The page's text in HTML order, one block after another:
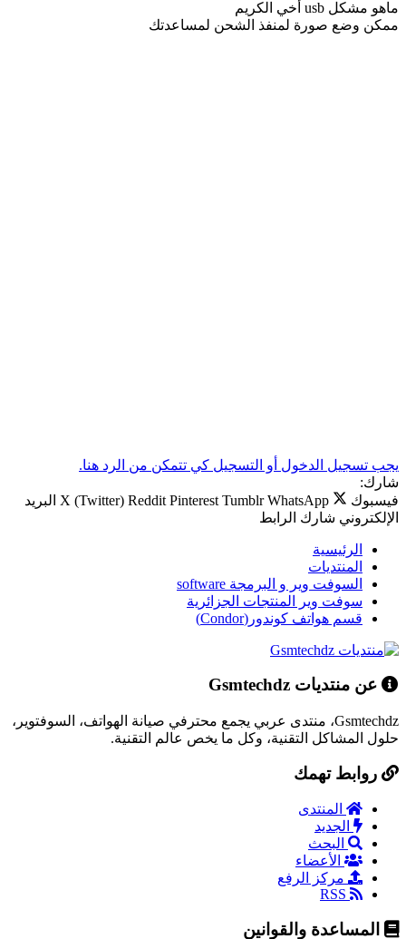
ماهو مشكل usb أخي الكريم
ممكن وضع صورة لمنفذ الشحن لمساعدتك
يجب تسجيل الدخول أو التسجيل كي تتمكن من الرد هنا.
شارك:
فيسبوك
X (Twitter) Reddit Pinterest Tumblr WhatsApp
البريد
الإلكتروني شارك الرابط
الرئيسية
المنتديات
السوفت وير و البرمجة software
سوفت وير المنتجات الجزائرية
قسم هواتف كوندور(Condor)
عن منتديات Gsmtechdz
Gsmtechdz، منتدى عربي يجمع محترفي صيانة الهواتف، السوفتوير،
حلول المشاكل التقنية، وكل ما يخص عالم التقنية.
روابط تهمك
المنتدى
الجديد
البحث
الأعضاء
مركز الرفع
المساعدة والقوانين